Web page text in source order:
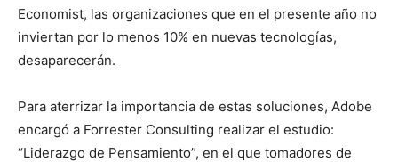
Economist, las organizaciones que en el presente año no
inviertan por lo menos 10% en nuevas tecnologías,
desaparecerán.
Para aterrizar la importancia de estas soluciones, Adobe
encargó a Forrester Consulting realizar el estudio:
“Liderazgo de Pensamiento”, en el que tomadores de